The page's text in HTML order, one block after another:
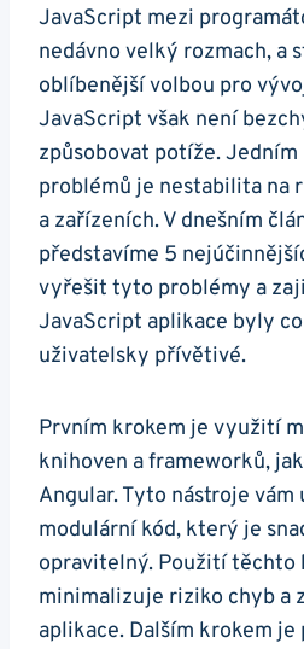
JavaScript mezi
nedávno velký​ rozmach, a
oblíbenější volbou pro
JavaScript však není
způsobovat potíže.
⁤problémů je ⁢nestabilita na⁤
a zařízeních. V ⁢dnešním
představíme 5
⁣vyřešit tyto problémy⁢ a
JavaScript aplikace byly⁤
uživatelsky přívětivé.
Prvním krokem je využití
knihoven a frameworků,
⁤Angular. Tyto nástroje vám
modulární kód, který je
opravitelný. Použití těchto
minimalizuje riziko chyb a
aplikace. Dalším krokem